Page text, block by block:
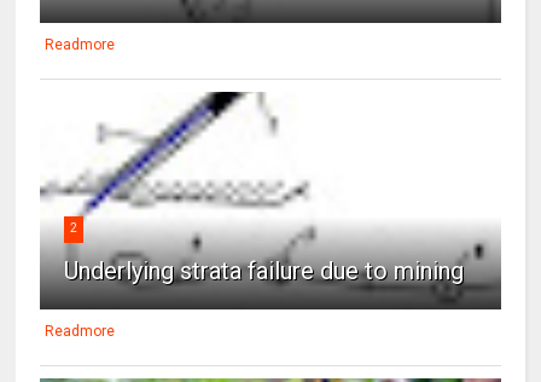
Readmore
2
Underlying strata failure due to mining
Readmore